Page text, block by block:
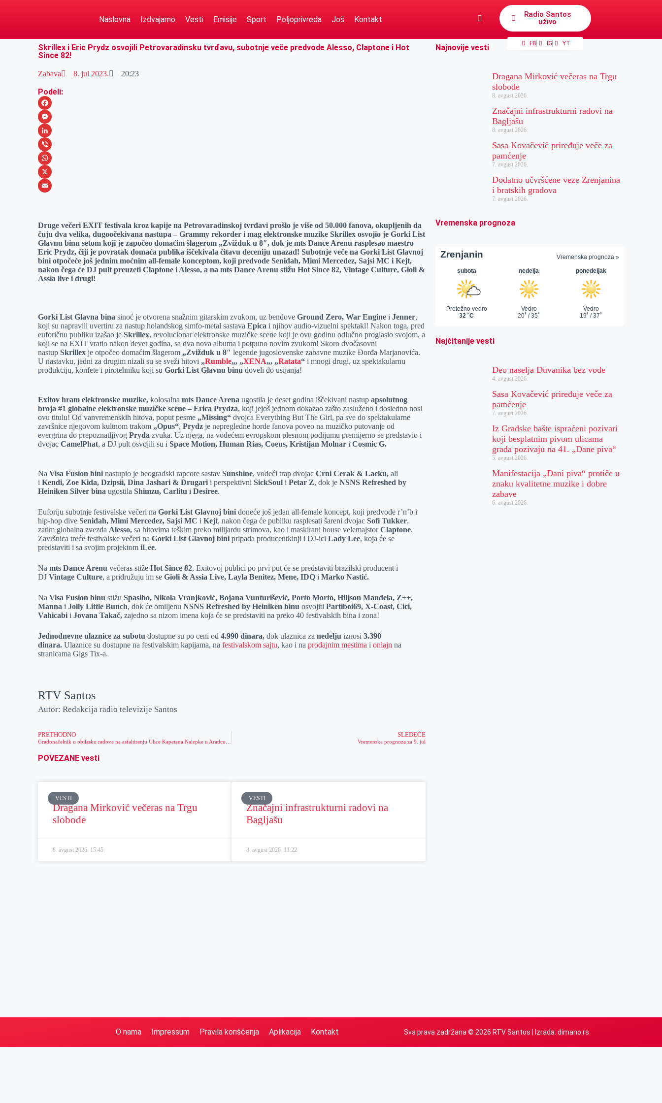
Naslovna Izdvajamo Vesti Emisije Sport Poljoprivreda Još Kontakt
Radio Santos
uživo
FB IG YT
Skrillex i Eric Prydz osvojili Petrovaradinsku tvrđavu, subotnje veče predvode Alesso, Claptone i Hot
Since 82!
Zabava 8. jul 2023. 20:23
Podeli:
F
a
c
e
b
o
M
e
s
s
e
e
r
L
i
n
k
I
n
V
i
b
W
h
s
A
p
p
X
a
i
l
Druge večeri EXIT festivala kroz kapije na Petrovaradinskoj tvrđavi prošlo je više od 50.000 fanova, okupljenih da
čuju dva velika, dugoočekivana nastupa – Grammy rekorder i mag elektronske muzike Skrillex osvojio je Gorki List
Glavnu binu setom koji je započeo domaćim šlagerom „Zvižduk u 8″, dok je mts Dance Arenu rasplesao maestro
Eric Prydz, čiji je povratak domaća publika iščekivala čitavu deceniju unazad! Subotnje veče na Gorki List Glavnoj
bini otpočeće još jednim moćnim all-female konceptom, koji predvode Senidah, Mimi Mercedez, Sajsi MC i Kejt,
nakon čega će DJ pult preuzeti Claptone i Alesso, a na mts Dance Arenu stižu Hot Since 82, Vintage Culture, Gioli &
Assia live i drugi!
Gorki List Glavna binasinoć je otvorena snažnim gitarskim zvukom, uz bendoveGround Zero, War EngineiJenner,
koji su napravili uvertiru za nastup holandskog simfo-metal sastavaEpicai njihov audio-vizuelni spektakl! Nakon toga, pred
euforičnu publiku izašao jeSkrillex, revolucionar elektronske muzičke scene koji je ovu godinu odlučno proglasio svojom, a
koji se na EXIT vratio nakon devet godina, sa dva nova albuma i potpuno novim zvukom! Skoro dvočasovni
nastupSkrillexje otpočeo domaćim šlagerom „Zvižduk u 8″ legende jugoslovenske zabavne muzike Đorđa Marjanovića.
U nastavku, jedni za drugim nizali su se sveži hitovi „Rumble„, „XENA„, „Ratata“i mnogi drugi, uz spektakularnu
produkciju, konfete i pirotehniku koji suGorki List Glavnu binudoveli do usijanja!
Exitov hram elektronske muzike,kolosalnamts Dance Arenaugostila je deset godina iščekivani nastupapsolutnog
broja #1 globalne elektronske muzičke scene – Erica Prydza, koji jejoš jednom dokazao zašto zasluženo i dosledno nosi
ovu titulu! Od vanvremenskih hitova, poput pesme „Missing“dvojca Everything But The Girl, pa sve do spektakularne
završnice njegovom kultnom trakom „Opus“,Prydzje nepregledne horde fanova poveo na muzičko putovanje od
evergrina do prepoznatljivogPrydazvuka. Uz njega, na vodećem evropskom plesnom podijumu premijerno se predstavio i
dvojacCamelPhat, a DJ pult osvojili su iSpace Motion, Human Rias, Coeus, Kristijan MolnariCosmic G.
NaVisa Fusion bininastupio je beogradski rapcore sastavSunshine, vodeći trap dvojacCrni Cerak & Lacku,ali
iKendi, Zoe Kida, Dzipsii, Dina Jashari & Drugarii perspektivniSickSouliPetar Z, dok jeNSNS Refreshed by
Heiniken Silver binaugostilaShimzu, CarlituiDesiree.
Euforiju subotnje festivalske večeri naGorki List Glavnoj binidoneće još jedan all-female koncept, koji predvode r’n’b i
hip-hop diveSenidah, Mimi Mercedez, Sajsi MCiKejt, nakon čega će publiku rasplesati šareni dvojacSofi Tukker,
zatim globalna zvezda Alesso,sa hitovima teškim preko milijardu strimova, kao i maskirani house velemajstorClaptone.
Završnica treće festivalske večeri naGorki List Glavnoj binipripada producentkinji i DJ-iciLady Lee, koja će se
predstaviti i sa svojim projektomiLee.
Namts Dance Arenuvečeras stižeHot Since 82, Exitovoj publici po prvi put će se predstaviti brazilski producent i
DJVintage Culture, a pridružuju im seGioli & Assia Live, Layla Benitez, Mene, IDQiMarko Nastić.
NaVisa Fusion binustižuSpasibo, Nikola Vranjković, Bojana Vunturišević, Porto Morto, Hiljson Mandela, Z++,
MannaiJolly Little Bunch, dok će omiljenuNSNS Refreshed by Heiniken binuosvojitiPartiboi69, X-Coast, Cici,
VahicabiiJovana Takač,zajedno sa nizom imena koja će se predstaviti na preko 40 festivalskih bina i zona!
Jednodnevne ulaznice za subotudostupne su po ceni od4.990 dinara,dok ulaznica zanedeljuiznosi3.390
dinara. Ulaznice su dostupne na festivalskim kapijama, nafestivalskom sajtu, kao i naprodajnim mestima ionlajn na
stranicama Gigs Tix-a.
RTV Santos
Autor: Redakcija radio televizije Santos
PRETHODNO SLEDEĆE
Vremenska prognoza za 9. jul
POVEZANE vesti
VESTI
Dragana Mirković večeras na Trgu
slobode
8. avgust 2026. 15:45
VESTI
Značajni infrastrukturni radovi na
Bagljašu
8. avgust 2026. 11:22
Najnovije vesti
Dragana Mirković večeras na Trgu
slobode
8. avgust 2026.
Značajni infrastrukturni radovi na
Bagljašu
8. avgust 2026.
Sasa Kovačević priređuje veče za
pamćenje
7. avgust 2026.
Dodatno učvršćene veze Zrenjanina
i bratskih gradova
7. avgust 2026.
Vremenska prognoza
Najčitanije vesti
Deo naselja Duvanika bez vode
4. avgust 2026.
Sasa Kovačević priređuje veče za
pamćenje
7. avgust 2026.
Iz Gradske bašte ispraćeni pozivari
koji besplatnim pivom ulicama
grada pozivaju na 41. „Dane piva“
5. avgust 2026.
Manifestacija „Dani piva“ protiče u
znaku kvalitetne muzike i dobre
zabave
6. avgust 2026.
O nama Impressum Pravila korišćenja Aplikacija Kontakt Sva prava zadržana © 2026 RTV Santos | Izrada: dimano.rs